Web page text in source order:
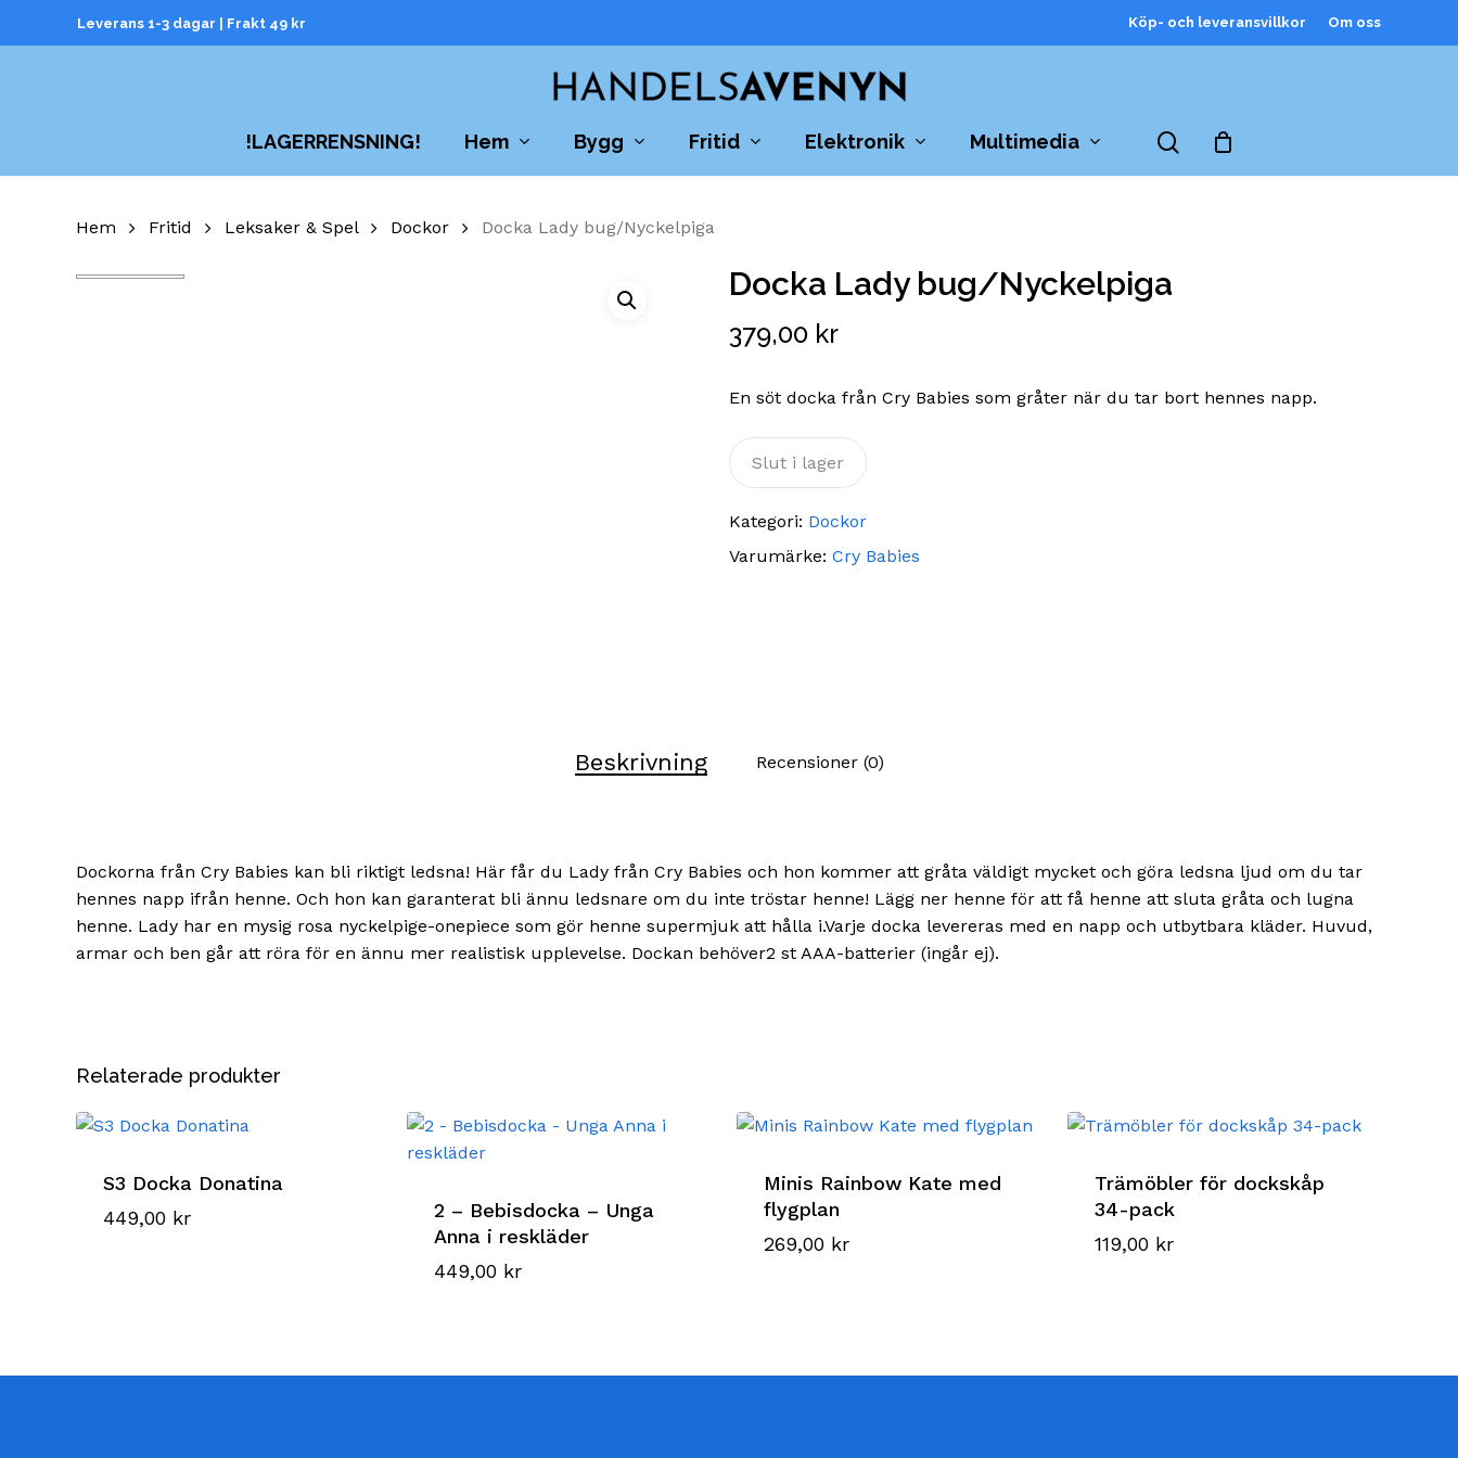
Leverans 1-3 dagar | Frakt 49 kr Köp- och leveransvillkor Om oss
!LAGERRENSNING! Hem Bygg Fritid Elektronik Multimedia search
Cart Close
Hem Fritid Leksaker & Spel Dockor Docka Lady bug/Nyckelpiga
Docka Lady bug/Nyckelpiga
379,00 kr
En söt docka från Cry Babies som gråter när du tar bort hennes napp.
Slut i lager
Kategori: Dockor
Varumärke: Cry Babies
Beskrivning Recensioner (0)
Dockorna från Cry Babies kan bli riktigt ledsna! Här får du Lady från Cry Babies och hon kommer att gråta väldigt mycket och göra ledsna ljud om du tar
hennes napp ifrån henne. Och hon kan garanterat bli ännu ledsnare om du inte tröstar henne! Lägg ner henne för att få henne att sluta gråta och lugna
henne. Lady har en mysig rosa nyckelpige-onepiece som gör henne supermjuk att hålla i.Varje docka levereras med en napp och utbytbara kläder. Huvud,
armar och ben går att röra för en ännu mer realistisk upplevelse. Dockan behöver2 st AAA-batterier (ingår ej).
Relaterade produkter
S3 Docka Donatina
449,00 kr
2 – Bebisdocka – Unga
Anna i reskläder
449,00 kr
Minis Rainbow Kate med
flygplan
269,00 kr
Trämöbler för dockskåp
34-pack
119,00 kr